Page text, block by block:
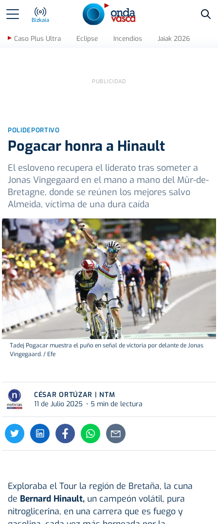
Bizkaia
Caso Plus Ultra Eclipse Incendios Jaiak 2026
POLIDEPORTIVO
Pogacar honra a Hinault
El esloveno recupera el liderato tras someter a
Jonas Vingegaard en el mano a mano del Mûr-de-
Bretagne, donde se reúnen los mejores salvo
Almeida, víctima de una dura caída
Tadej Pogacar muestra el puño en señal de victoria por delante de Jonas
Vingegaard. / Efe
CÉSAR ORTÚZAR | NTM
11 de Julio 2025
5 min de lectura
Exploraba el Tour la región de Bretaña, la cuna
de Bernard Hinault, un campeón volátil, pura
nitroglicerina, en una carrera que es fuego y